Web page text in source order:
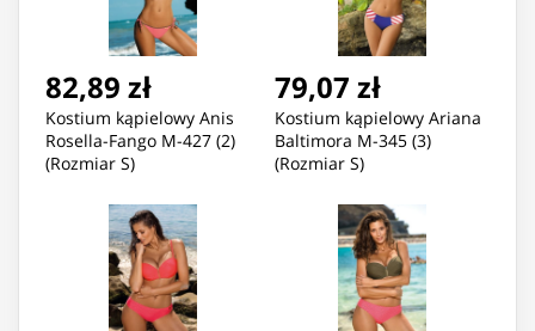
82,89 zł
Kostium kąpielowy Anis
Rosella-Fango M-427 (2)
(Rozmiar S)
79,07 zł
Kostium kąpielowy Ariana
Baltimora M-345 (3)
(Rozmiar S)